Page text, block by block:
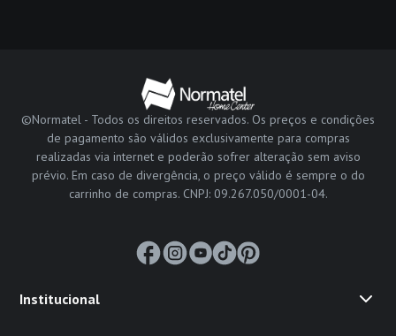
©Normatel - Todos os direitos reservados. Os preços e condições
de pagamento são válidos exclusivamente para compras
realizadas via internet e poderão sofrer alteração sem aviso
prévio. Em caso de divergência, o preço válido é sempre o do
carrinho de compras. CNPJ: 09.267.050/0001-04.
Institucional